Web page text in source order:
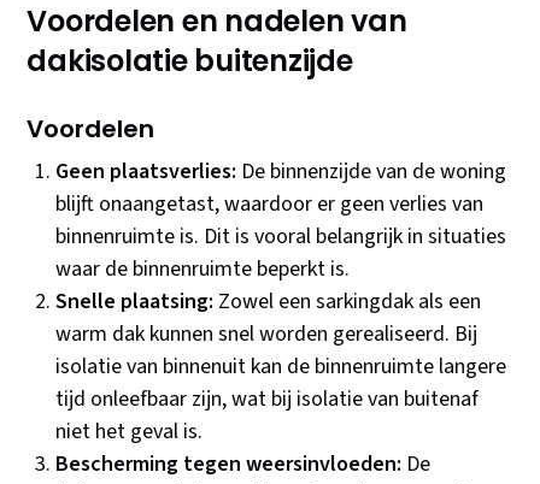
Voordelen en nadelen van
dakisolatie buitenzijde
Voordelen
Geen plaatsverlies: De binnenzijde van de woning
blijft onaangetast, waardoor er geen verlies van
binnenruimte is. Dit is vooral belangrijk in situaties
waar de binnenruimte beperkt is.
Snelle plaatsing: Zowel een sarkingdak als een
warm dak kunnen snel worden gerealiseerd. Bij
isolatie van binnenuit kan de binnenruimte langere
tijd onleefbaar zijn, wat bij isolatie van buitenaf
niet het geval is.
Bescherming tegen weersinvloeden: De